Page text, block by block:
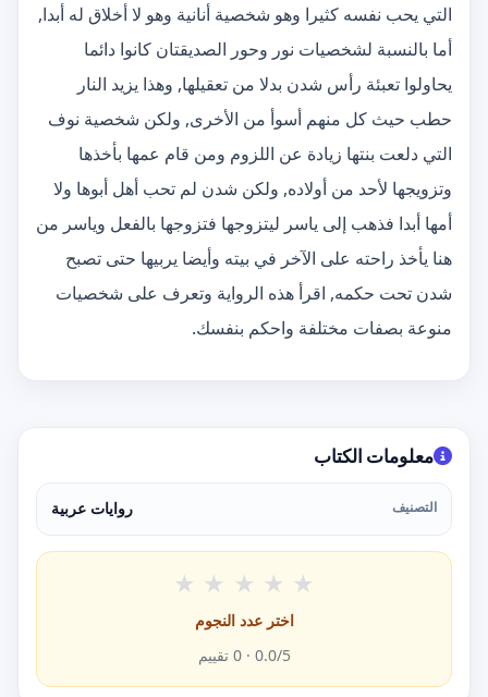
التي يحب نفسه كثيرا وهو شخصية أنانية وهو لا أخلاق له أبدا,
أما بالنسبة لشخصيات نور وحور الصديقتان كانوا دائما
يحاولوا تعبئة رأس شدن بدلا من تعقيلها, وهذا يزيد النار
حطب حيث كل منهم أسوأ من الأخرى, ولكن شخصية نوف
التي دلعت بنتها زيادة عن اللزوم ومن قام عمها بأخذها
وتزويجها لأحد من أولاده, ولكن شدن لم تحب أهل أبوها ولا
أمها أبدا فذهب إلى ياسر ليتزوجها فتزوجها بالفعل وياسر من
هنا يأخذ راحته على الآخر في بيته وأيضا يربيها حتى تصبح
شدن تحت حكمه, اقرأ هذه الرواية وتعرف على شخصيات
منوعة بصفات مختلفة واحكم بنفسك.
معلومات الكتاب
التصنيف روايات عربية
★ ★ ★ ★ ★
اختر عدد النجوم
0.0/5 ·
0 تقييم